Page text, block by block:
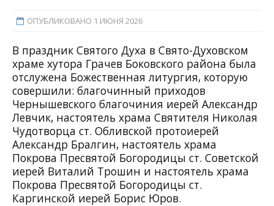
ОПУБЛИКОВАНО 1 ИЮНЯ 2026
В праздник Святого Духа в Свято-Духовском
храме хутора Грачев Боковского района была
отслужена Божественная литургия, которую
совершили: благочинный приходов
Чернышевского благочиния иерей Александр
Левчик, настоятель храма Святителя Николая
Чудотворца ст. Обливской протоиерей
Александр Бралгин, настоятель храма
Покрова Пресвятой Богородицы ст. Советской
иерей Виталий Трошин и настоятель храма
Покрова Пресвятой Богородицы ст.
Каргинской иерей Борис Юров.